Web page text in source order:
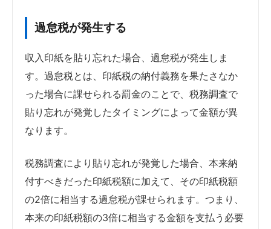
過怠税が発生する
収入印紙を貼り忘れた場合、過怠税が発生しま
す。過怠税とは、印紙税の納付義務を果たさなか
った場合に課せられる罰金のことで、税務調査で
貼り忘れが発覚したタイミングによって金額が異
なります。
税務調査により貼り忘れが発覚した場合、本来納
付すべきだった印紙税額に加えて、その印紙税額
の2倍に相当する過怠税が課せられます。つまり、
本来の印紙税額の3倍に相当する金額を支払う必要